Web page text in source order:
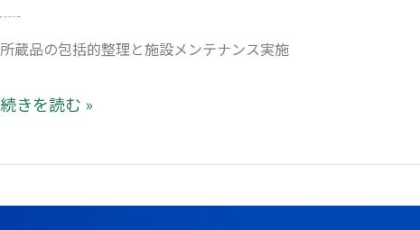
所蔵品の包括的整理と施設メンテナンス実施
続きを読む »